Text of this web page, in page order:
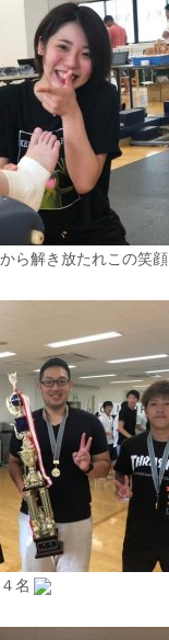
ら解き放たれこの笑顔
名